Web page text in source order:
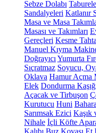
Sebze Dolabı
Sandalyeleri Katlanır
Masa ve Masa
Masası ve Takımları
Gereçleri Kesme
Manuel Kıyma
Doğrayıcı Yumurta
Sıçratmaz Soyucu,
Oklava Hamur Açma
Elek Dondurma
Açacak ve Tirbuşon
Kurutucu Huni
Sarımsak Ezici Kaşık
Nihale İçli Köfte
Kalıbı Buz Kovası Et